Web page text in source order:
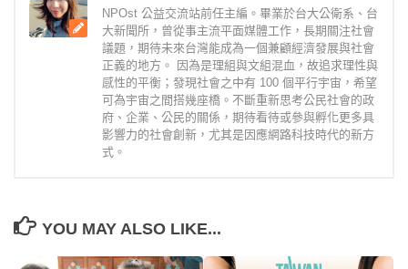
NPOst 公益交流站前任主編。畢業於台大公衛系、台
大新聞所，曾從事主流平面媒體工作，長期關注社會
議題，期待未來台灣能成為一個兼顧經濟發展與社會
正義的地方。 因為是理組與文組混血，故追求理性與
感性的平衡；發現社會之中有 100 個平行宇宙，希望
可為宇宙之間搭幾座橋。不斷重新思考公民社會的政
府、企業、公民的關係，期待看待或參與孵化更多具
影響力的社會創新，尤其是因應網路科技時代的新方
式。
YOU MAY ALSO LIKE...